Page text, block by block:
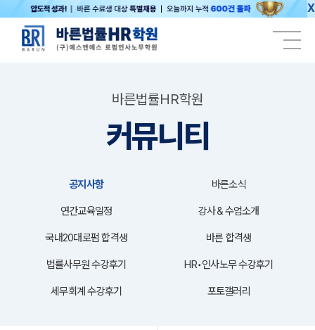
X
바른법률HR학원
커뮤니티
공지사항 바른소식
연간교육일정 강사＆수업소개
국내20대로펌 합격생 바른 합격생
법률사무원 수강후기 HR•인사노무 수강후기
세무회계 수강후기 포토갤러리